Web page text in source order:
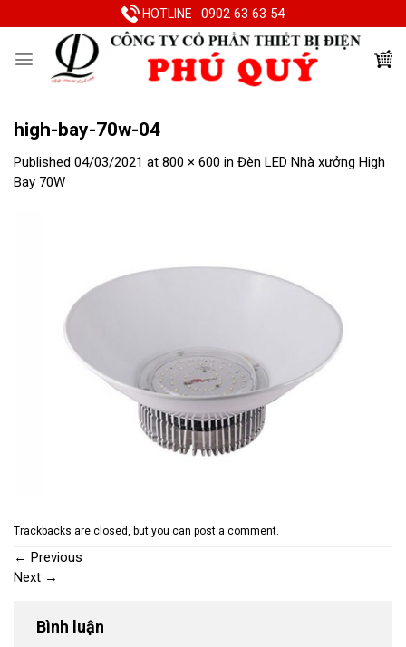
to
HOTLINE 0902 63 63 54
high-bay-70w-04
Published 04/03/2021 at 800 × 600 in Đèn LED Nhà xưởng High
Bay 70W
Trackbacks are closed, but you can post a comment.
← Previous
Next →
Bình luận